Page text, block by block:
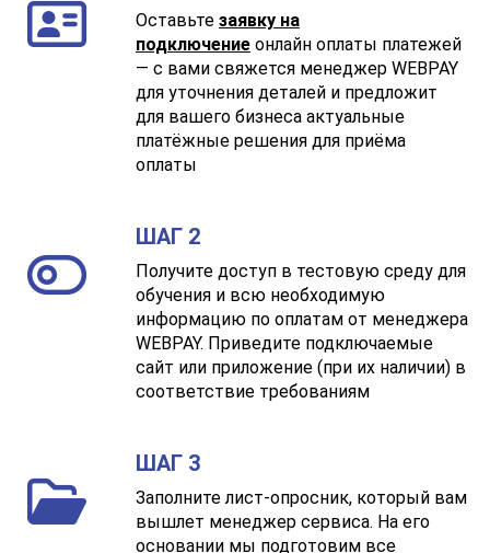
Оставьте заявку на
подключениеонлайн оплаты платежей
— с вами свяжется менеджер WEBPAY
для уточнения деталей и предложит
для вашего бизнеса актуальные
платёжные решения для приёма
оплаты
ШАГ 2
Получите доступ в тестовую среду для
обучения и всю необходимую
информацию по оплатам от менеджера
WEBPAY. Приведите подключаемые
сайт или приложение (при их наличии) в
соответствие требованиям
ШАГ 3
Заполните лист-опросник, который вам
вышлет менеджер сервиса. На его
основании мы подготовим все